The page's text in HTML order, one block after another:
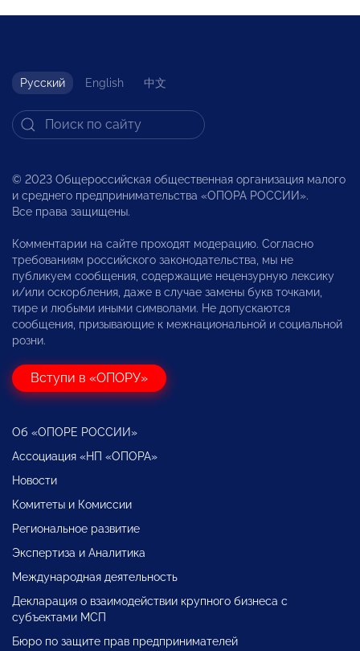
Русский English 中文
© 2023 Общероссийская общественная организация малого
и среднего предпринимательства «ОПОРА РОССИИ».
Все права защищены.
Комментарии на сайте проходят модерацию. Согласно
требованиям российского законодательства, мы не
публикуем сообщения, содержащие нецензурную лексику
и/или оскорбления, даже в случае замены букв точками,
тире и любыми иными символами. Не допускаются
сообщения, призывающие к межнациональной и социальной
розни.
Вступи в «ОПОРУ»
Об «ОПОРЕ РОССИИ»
Ассоциация «НП «ОПОРА»
Новости
Комитеты и Комиссии
Региональное развитие
Экспертиза и Аналитика
Международная деятельность
Декларация о взаимодействии крупного бизнеса с
субъектами МСП
Бюро по защите прав предпринимателей